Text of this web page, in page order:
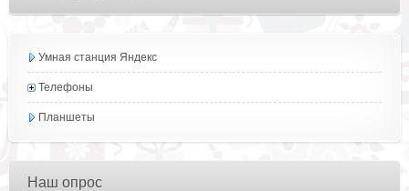
Умная станция Яндекс
Телефоны
Планшеты
Наш опрос